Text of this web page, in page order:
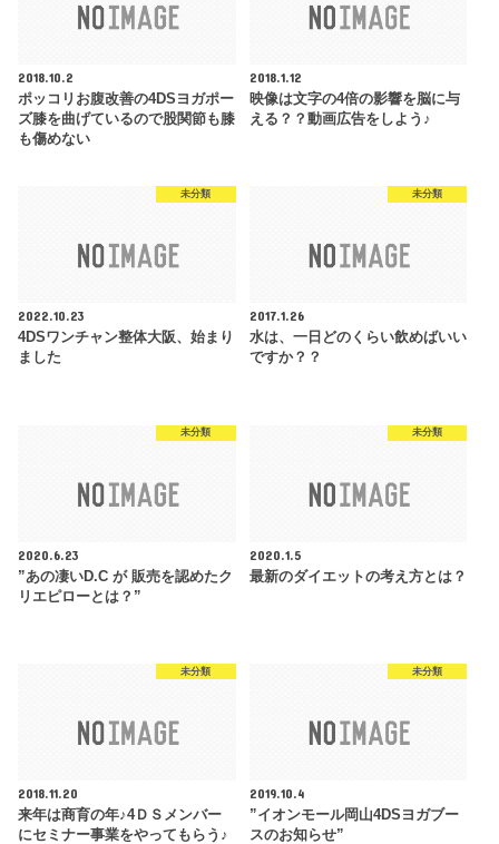
2018.10.2
ポッコリお腹改善の4DSヨガポー
ズ膝を曲げているので股関節も膝
も傷めない
2018.1.12
映像は文字の4倍の影響を脳に与
える？？動画広告をしよう♪
未分類
2022.10.23
4DSワンチャン整体大阪、始まり
ました
未分類
2017.1.26
水は、一日どのくらい飲めばいい
ですか？？
未分類
2020.6.23
”あの凄いD.C が 販売を認めたク
リエピローとは？”
未分類
2020.1.5
最新のダイエットの考え方とは？
未分類
2018.11.20
来年は商育の年♪4ＤＳメンバー
にセミナー事業をやってもらう♪
未分類
2019.10.4
”イオンモール岡山4DSヨガブー
スのお知らせ”